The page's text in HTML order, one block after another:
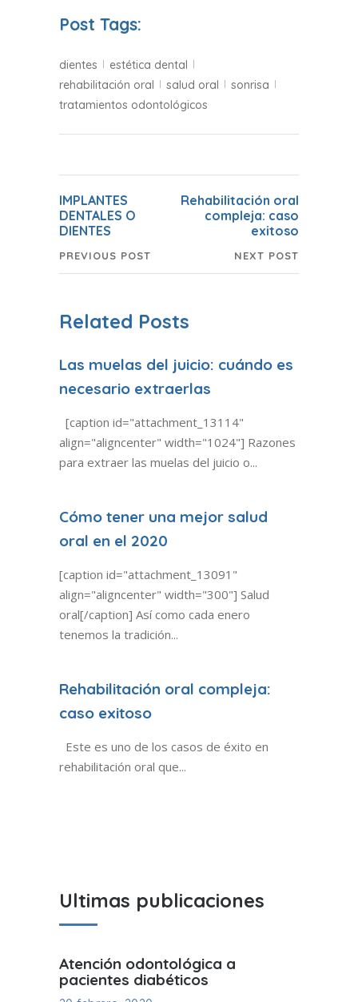
Post Tags:
dientes
estética dental
rehabilitación oral
salud oral
sonrisa
tratamientos odontológicos
IMPLANTES
DENTALES O
DIENTES
PREVIOUS POST
Rehabilitación oral
compleja: caso
exitoso
NEXT POST
Related Posts
Las muelas del juicio: cuándo es
necesario extraerlas
[caption id="attachment_13114"
align="aligncenter" width="1024"] Razones
para extraer las muelas del juicio o...
Cómo tener una mejor salud
oral en el 2020
[caption id="attachment_13091"
align="aligncenter" width="300"] Salud
oral[/caption] Así como cada enero
tenemos la tradición...
Rehabilitación oral compleja:
caso exitoso
Este es uno de los casos de éxito en
rehabilitación oral que...
Ultimas publicaciones
Atención odontológica a
pacientes diabéticos